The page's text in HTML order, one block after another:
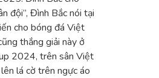
đội”, Đình Bắc nói tại
cho bóng đá Việt
thắng giải này ở
2024, trên sân Việt
lá cờ trên ngực áo